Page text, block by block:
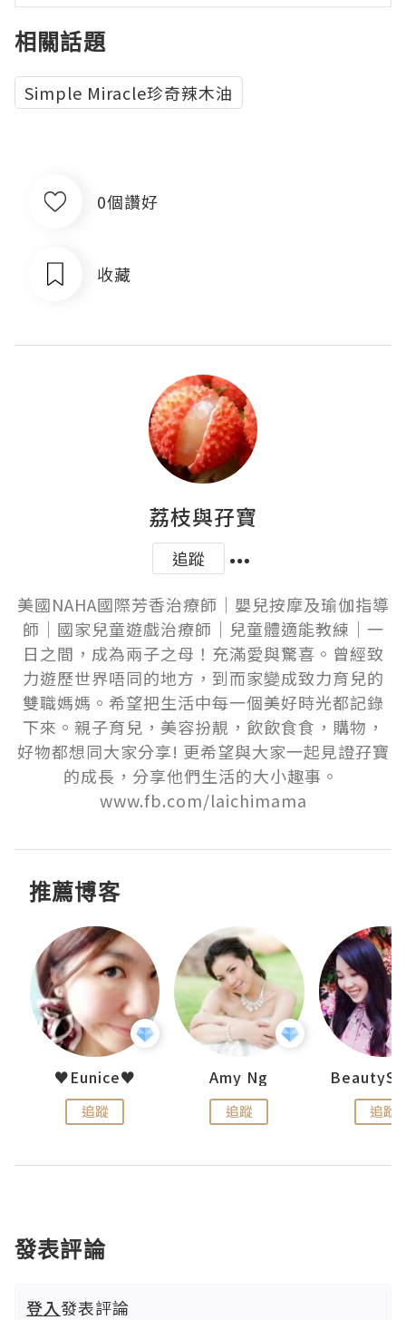
相關話題
Simple Miracle珍奇辣木油
0個讚好
收藏
荔枝與孖寶
追蹤
美國NAHA國際芳香治療師｜嬰兒按摩及瑜伽指導
師｜國家兒童遊戲治療師｜兒童體適能教練｜一
日之間，成為兩子之母！充滿愛與驚喜。曾經致
力遊歷世界唔同的地方，到而家變成致力育兒的
雙職媽媽。希望把生活中每一個美好時光都記錄
下來。親子育兒，美容扮靚，飲飲食食，購物，
好物都想同大家分享! 更希望與大家一起見證孖寶
的成長，分享他們生活的大小趣事。
www.fb.com/laichimama
推薦博客
♥Eunice♥
追蹤
Amy Ng
追蹤 追蹤
發表評論
登入發表評論